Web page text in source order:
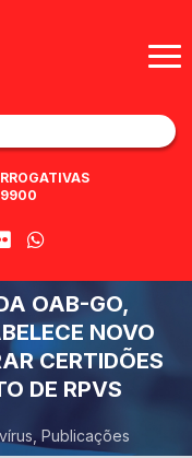
OAB-GO,
NOVO
CERTIDÕES
DE RPVS
Publicações